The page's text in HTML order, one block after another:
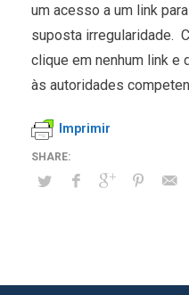
um acesso a um link
suposta irregularidade.
clique em nenhum link e
às autoridades
Imprimir